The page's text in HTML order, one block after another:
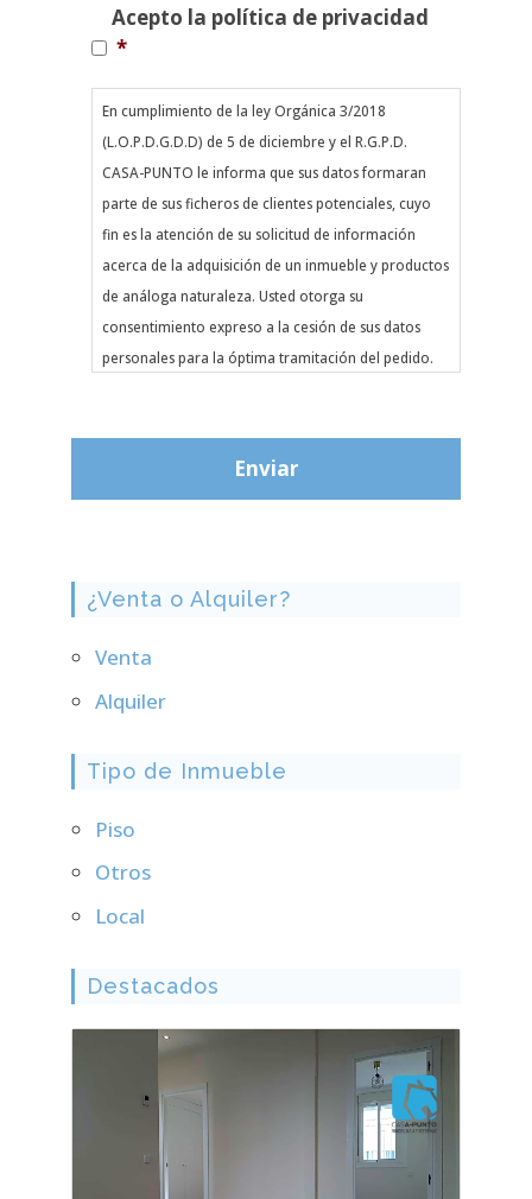
Política
de
Acepto la política de privacidad
*
En cumplimiento de la ley Orgánica 3/2018
(L.O.P.D.G.D.D) de 5 de diciembre y el R.G.P.D.
CASA-PUNTO le informa que sus datos formaran
parte de sus ficheros de clientes potenciales, cuyo
fin es la atención de su solicitud de información
acerca de la adquisición de un inmueble y productos
de análoga naturaleza. Usted otorga su
consentimiento expreso a la cesión de sus datos
personales para la óptima tramitación del pedido.
¿Venta o Alquiler?
Venta
Alquiler
Tipo de Inmueble
Piso
Otros
Local
Destacados